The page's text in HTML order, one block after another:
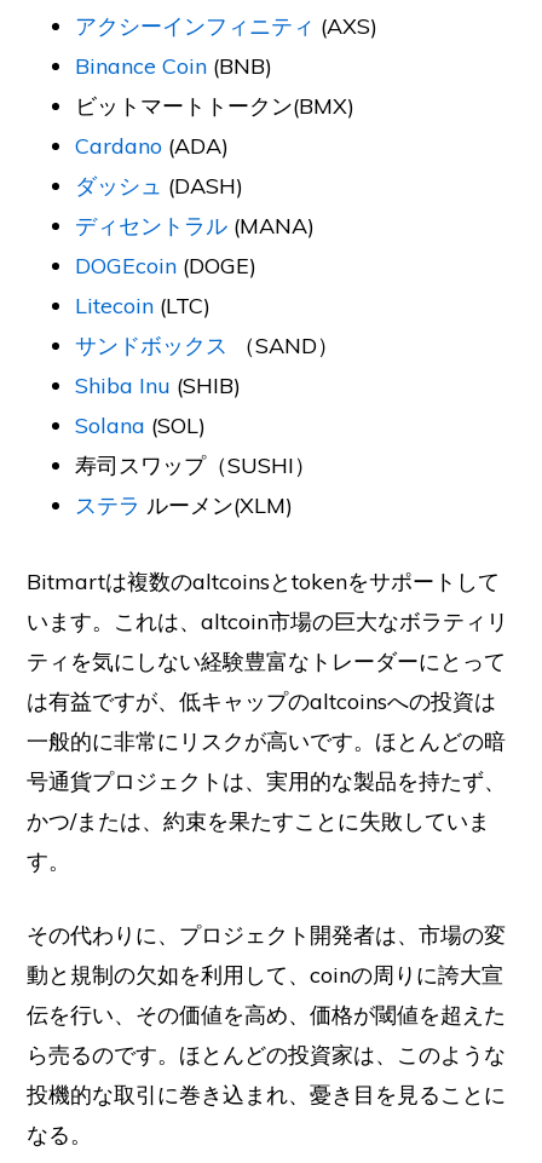
アクシーインフィニティ (AXS)
Binance Coin (BNB)
ビットマートトークン(BMX)
Cardano (ADA)
ダッシュ (DASH)
ディセントラル (MANA)
DOGEcoin (DOGE)
Litecoin (LTC)
サンドボックス
（SAND）
Shiba Inu (SHIB)
Solana (SOL)
寿司スワップ（SUSHI）
ステラ ルーメン(XLM)
Bitmartは複数のaltcoinsとtokenをサポートして
います。これは、altcoin市場の巨大なボラティリ
ティを気にしない経験豊富なトレーダーにとって
は有益ですが、低キャップのaltcoinsへの投資は
一般的に非常にリスクが高いです。ほとんどの暗
号通貨プロジェクトは、実用的な製品を持たず、
かつ/または、約束を果たすことに失敗していま
す。
その代わりに、プロジェクト開発者は、市場の変
動と規制の欠如を利用して、coinの周りに誇大宣
伝を行い、その価値を高め、価格が閾値を超えた
ら売るのです。ほとんどの投資家は、このような
投機的な取引に巻き込まれ、憂き目を見ることに
なる。